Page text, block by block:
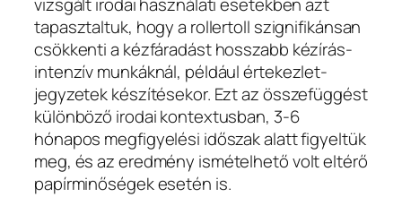
tapasztaltuk, hogy a rollertoll szignifikánsan
csökkenti a kézfáradást hosszabb kézírás-
intenzív munkáknál, például értekezlet-
jegyzetek készítésekor. Ezt az összefüggést
különböző irodai kontextusban, 3-6
hónapos megfigyelési időszak alatt figyeltük
meg, és az eredmény ismételhető volt eltérő
papírminőségek esetén is.